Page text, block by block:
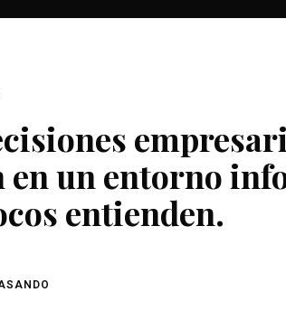
en un entorno
entienden.